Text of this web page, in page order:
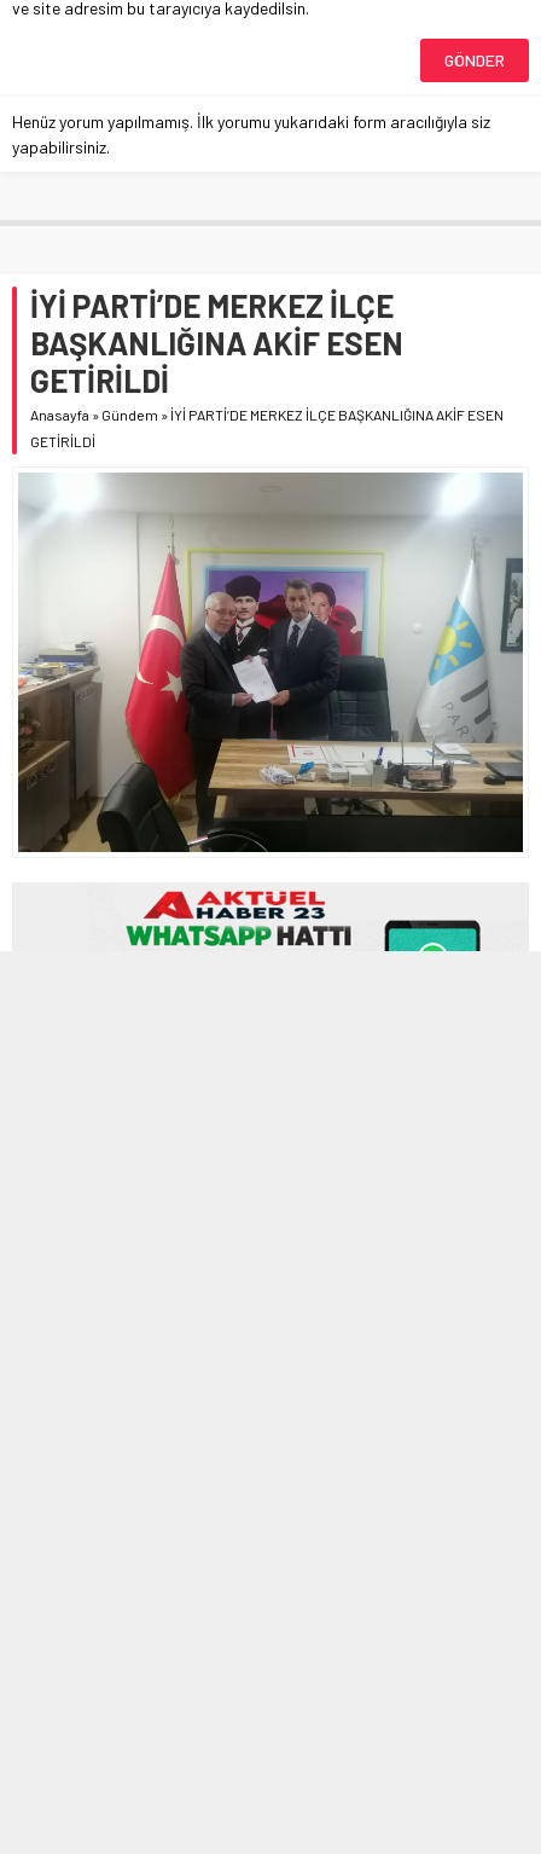
ve site adresim bu tarayıcıya kaydedilsin.
Henüz yorum yapılmamış. İlk yorumu yukarıdaki form aracılığıyla siz
yapabilirsiniz.
İYİ PARTİ’DE MERKEZ İLÇE
BAŞKANLIĞINA AKİF ESEN
GETİRİLDİ
Anasayfa » Gündem » İYİ PARTİ’DE MERKEZ İLÇE BAŞKANLIĞINA AKİF ESEN
GETİRİLDİ